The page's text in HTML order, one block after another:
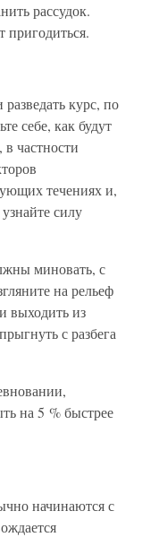
рассудок.
пригодиться.
курс, по
себе, как будут
частности
течениях и,
силу
миновать, с
на рельеф
выходить из
с разбега
на 5 % быстрее
начинаются с